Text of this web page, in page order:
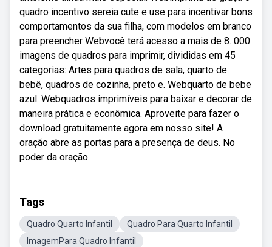
quadro incentivo sereia cute e use para incentivar bons
comportamentos da sua filha, com modelos em branco
para preencher Webvocê terá acesso a mais de 8. 000
imagens de quadros para imprimir, divididas em 45
categorias: Artes para quadros de sala, quarto de
bebê, quadros de cozinha, preto e. Webquarto de bebe
azul. Webquadros imprimíveis para baixar e decorar de
maneira prática e econômica. Aproveite para fazer o
download gratuitamente agora em nosso site! A
oração abre as portas para a presença de deus. No
poder da oração.
Tags
Quadro Quarto Infantil
Quadro Para Quarto Infantil
ImagemPara Quadro Infantil